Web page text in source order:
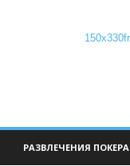
РАЗВЛЕЧЕНИЯ ПОКЕРА